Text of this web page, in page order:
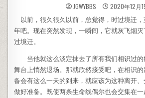
JGWYBBS 2020年12月
以前，很久很久以前，总觉得，时过境迁
年吧。现在突然发现，一瞬间，它就灰飞烟
过境迁。
当他就这么淡定抹去了所有我们相识过的
舞台上悄然退场。那就欣然接受吧，在相识
备会有这么一天的到来，就应该为这种离开
做好准备。既使两条生命线偶尔也会交集在